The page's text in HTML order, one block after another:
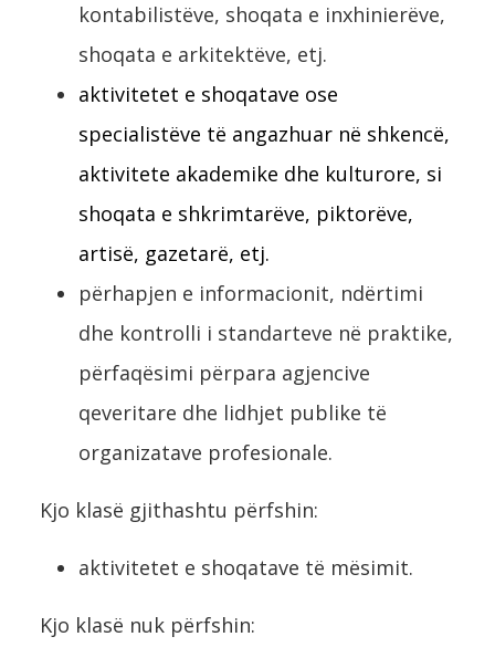
kontabilistëve, shoqata e inxhinierëve,
shoqata e arkitektëve, etj.
aktivitetet e shoqatave ose
specialistëve të angazhuar në shkencë,
aktivitete akademike dhe kulturore, si
shoqata e shkrimtarëve, piktorëve,
artisë, gazetarë, etj.
përhapjen e informacionit, ndërtimi
dhe kontrolli i standarteve në praktike,
përfaqësimi përpara agjencive
qeveritare dhe lidhjet publike të
organizatave profesionale.
Kjo klasë gjithashtu përfshin:
aktivitetet e shoqatave të mësimit.
Kjo klasë nuk përfshin: